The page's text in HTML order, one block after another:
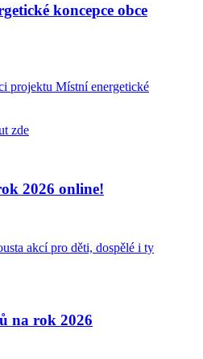
koncepce obce
projektu Místní energetické
zde
2026 online!
akcí pro děti, dospělé i ty
na rok 2026